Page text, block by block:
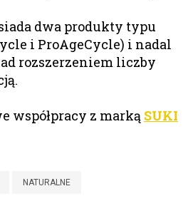
dwa produkty typu
i ProAgeCycle) i nadal
rozszerzeniem liczby
współpracy z marką SUKI
NATURALNE